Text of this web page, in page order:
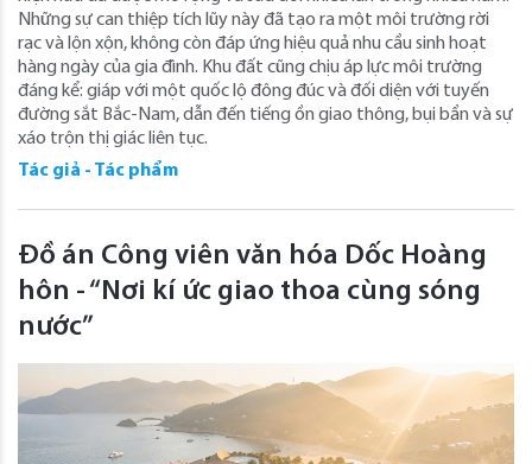
Những sự can thiệp tích lũy này đã tạo ra một môi trường rời
rạc và lộn xộn, không còn đáp ứng hiệu quả nhu cầu sinh hoạt
hàng ngày của gia đình. Khu đất cũng chịu áp lực môi trường
đáng kể: giáp với một quốc lộ đông đúc và đối diện với tuyến
đường sắt Bắc-Nam, dẫn đến tiếng ồn giao thông, bụi bẩn và sự
xáo trộn thị giác liên tục.
Tác giả - Tác phẩm
Đồ án Công viên văn hóa Dốc Hoàng
hôn - “Nơi kí ức giao thoa cùng sóng
nước”